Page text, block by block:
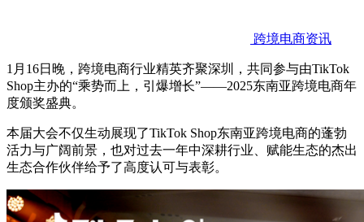
跨境电商资讯
1月16日晚，跨境电商行业精英齐聚深圳，共同参与由TikTok
Shop主办的“乘势而上，引爆增长”——2025东南亚跨境电商年
度颁奖盛典。
本届大会不仅生动展现了TikTok Shop东南亚跨境电商的蓬勃
活力与广阔前景，也对过去一年中深耕行业、赋能生态的杰出
生态合作伙伴给予了高度认可与表彰。